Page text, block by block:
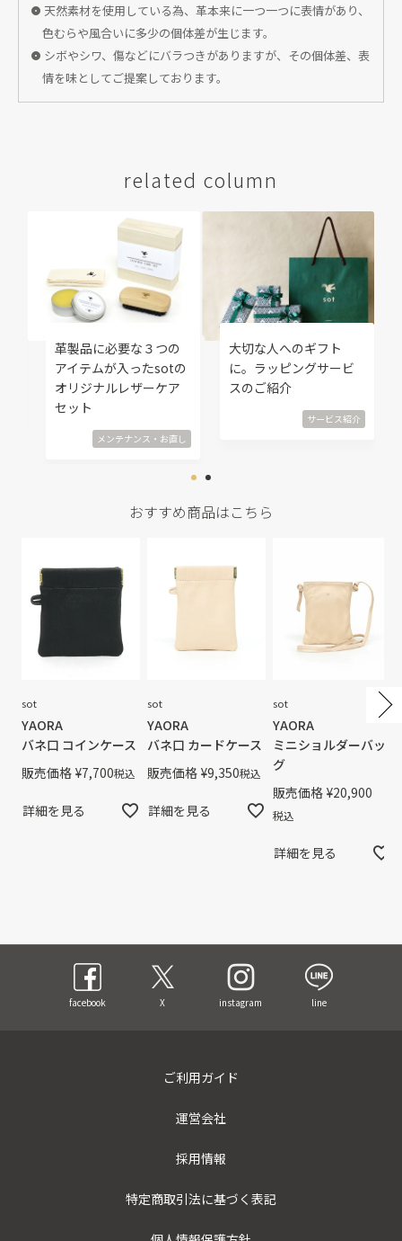
天然素材を使用している為、革本来に一つ一つに表情があり、
色むらや風合いに多少の個体差が生じます。
シボやシワ、傷などにバラつきがありますが、その個体差、表
情を味としてご提案しております。
related column
革製品に必要な３つの
アイテムが入ったsotの
オリジナルレザーケア
セット
メンテナンス・お直し
大切な人へのギフト
に。ラッピングサービ
スのご紹介
サービス紹介
おすすめ商品はこちら
sot
YAORA
バネ口 コインケース
販売価格 ¥7,700税込
詳細を見る
sot
YAORA
バネ口 カードケース
販売価格 ¥9,350税込
詳細を見る
sot
YAORA
ミニショルダーバッ
グ
販売価格 ¥20,900
税込
詳細を見る
facebook X instagram line
ご利用ガイド
運営会社
採用情報
特定商取引法に基づく表記